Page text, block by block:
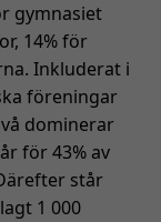
gymnasiet
14% för
Inkluderat i
föreningar
dominerar
för 43% av
står
1 000